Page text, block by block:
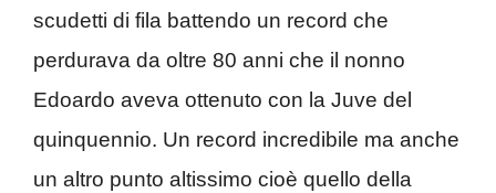
scudetti di fila battendo un record che
perdurava da oltre 80 anni che il nonno
Edoardo aveva ottenuto con la Juve del
quinquennio. Un record incredibile ma anche
un altro punto altissimo cioè quello della